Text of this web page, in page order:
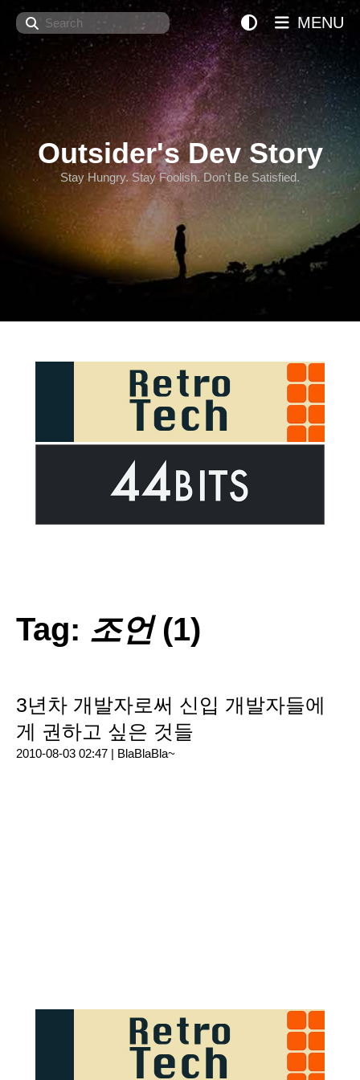
Search
Outsider's Dev Story
Stay Hungry. Stay Foolish. Don't Be Satisfied.
MENU
Tag: 조언(1)
3년차 개발자로써 신입 개발자들에
게 권하고 싶은 것들
2010-08-03 02:47 | BlaBlaBla~